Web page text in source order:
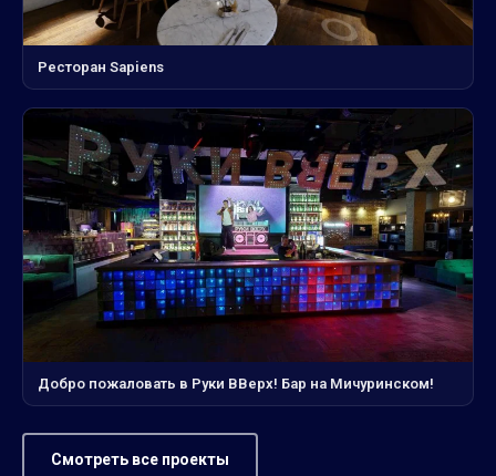
Ресторан Sapiens
Добро пожаловать в Руки ВВерх! Бар на Мичуринском!
Смотреть все проекты